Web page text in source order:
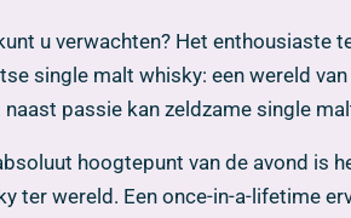
u verwachten? Het enthousiaste
single malt whisky: een wereld
naast passie kan zeldzame single
hoogtepunt van de avond is
ter wereld. Een once-in-a-lifetime